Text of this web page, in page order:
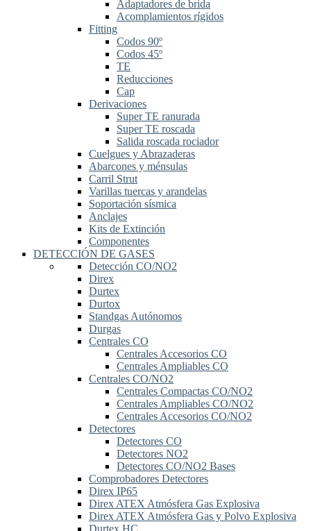
Adaptadores de brida
Acomplamientos rígidos
Fitting
Codos 90º
Codos 45º
TE
Reducciones
Cap
Derivaciones
Super TE ranurada
Super TE roscada
Salida roscada rociador
Cuelgues y Abrazaderas
Abarcones y ménsulas
Carril Strut
Varillas tuercas y arandelas
Soportación sísmica
Anclajes
Kits de Extinción
Componentes
DETECCIÓN DE GASES
Detección CO/NO2
Direx
Durtex
Durtox
Standgas Autónomos
Durgas
Centrales CO
Centrales Accesorios CO
Centrales Ampliables CO
Centrales CO/NO2
Centrales Compactas CO/NO2
Centrales Ampliables CO/NO2
Centrales Accesorios CO/NO2
Detectores
Detectores CO
Detectores NO2
Detectores CO/NO2 Bases
Comprobadores Detectores
Direx IP65
Direx ATEX Atmósfera Gas Explosiva
Direx ATEX Atmósfera Gas y Polvo Explosiva
Durtex HC